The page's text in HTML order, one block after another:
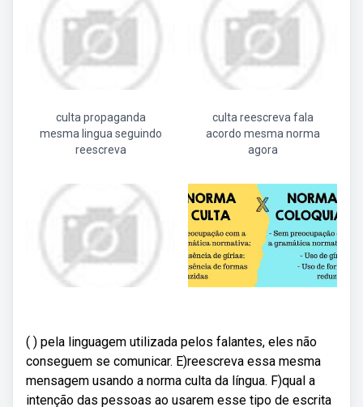
culta propaganda
mesma lingua seguindo
reescreva
culta reescreva fala
acordo mesma norma
agora
( ) pela linguagem utilizada pelos falantes, eles não
conseguem se comunicar. E)reescreva essa mesma
mensagem usando a norma culta da língua. F)qual a
intenção das pessoas ao usarem esse tipo de escrita